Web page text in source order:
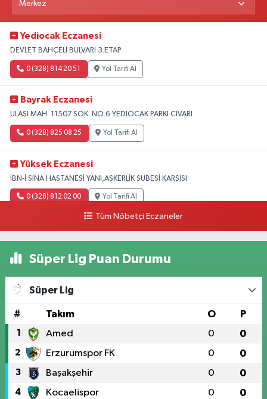
Yediocak Eczanesi
DEVLET BAHÇELİ BULVARI 3.ETAP
0 (328) 814 20 51 Yol Tarifi Al
Bayrak Eczanesi
ULAŞI MAH. 11507 SOK. NO:6 YEDİOCAK PARKI CİVARI
0 (328) 825 08 25 Yol Tarifi Al
Yüksek Eczanesi
İBN-İ SİNA HASTANESİ YANI,ASKERLİK ŞUBESİ KARŞISI
0 (328) 812 02 00 Yol Tarifi Al
Tüm Nöbetçi Eczaneler
Süper Lig Puan Durumu
Süper Lig
# Takım O P
1 Amed 0 0
2 Erzurumspor FK 0 0
3 Başakşehir 0 0
4 Kocaelispor 0 0